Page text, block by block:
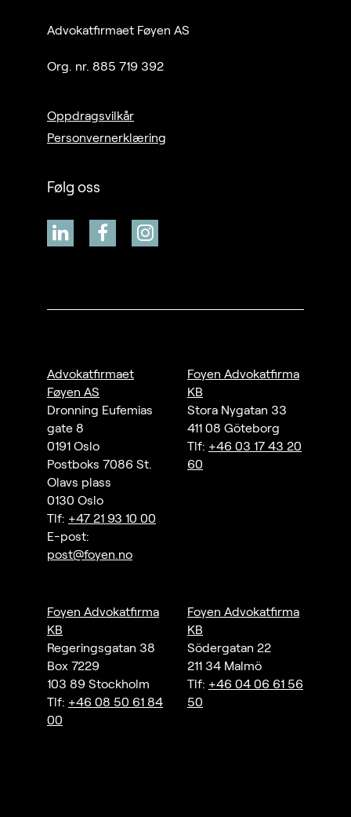
Advokatfirmaet Føyen AS
Org. nr. 885 719 392
Oppdragsvilkår
Personvernerklæring
Følg oss
Advokatfirmaet
Føyen AS
Dronning Eufemias
gate 8
0191 Oslo
Postboks 7086 St.
Olavs plass
0130 Oslo
Tlf: +47 21 93 10 00
E-post:
post@foyen.no
Foyen Advokatfirma
KB
Stora Nygatan 33
411 08 Göteborg
Tlf: +46 03 17 43 20
60
Foyen Advokatfirma
KB
Regeringsgatan 38
Box 7229
103 89 Stockholm
Tlf: +46 08 50 61 84
00
Foyen Advokatfirma
KB
Södergatan 22
211 34 Malmö
Tlf: +46 04 06 61 56
50